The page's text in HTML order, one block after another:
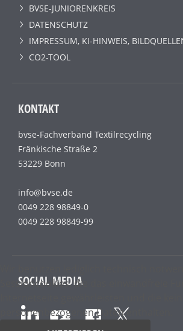
BVSE-JUNIORENKREIS
DATENSCHUTZ
IMPRESSUM, KI-HINWEIS,
CO2-TOOL
KONTAKT
bvse-Fachverband Textilrecycling
Fränkische Straße 2
53229 Bonn
info@bvse.de
0049 228 98849-0
0049 228 98849-99
SOCIAL MEDIA
Sessioncookies, die das einwandfreie
personenbezogenen Daten enthalten.